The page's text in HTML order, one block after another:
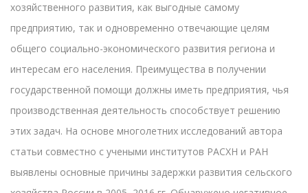
хозяйственного развития, как выгодные самому
предприятию, так и одновременно отвечающие целям
общего социально-экономического развития региона и
интересам его населения. Преимущества в получении
государственной помощи должны иметь предприятия, чья
производственная деятельность способствует решению
этих задач. На основе многолетних исследований автора
статьи совместно с учеными институтов РАСХН и РАН
выявлены основные причины задержки развития сельского